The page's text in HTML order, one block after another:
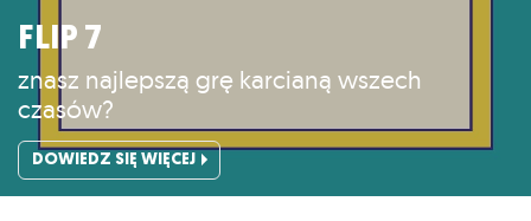
FLIP 7
znasz najlepszą grę karcianą wszech
czasów?
DOWIEDZ SIĘ WIĘCEJ